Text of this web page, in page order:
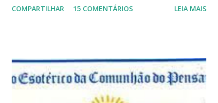
porque nem mesmo eu as tenho desta forma. Eu vos
e talvez contraditória a sua própria visão. Durante todo
este mês estaremos debatendo este tema e gostaríamos de
convida-lo a deixar seus comentários e reflexões no final
COMPARTILHAR 15 COMENTÁRIOS LEIA MAIS